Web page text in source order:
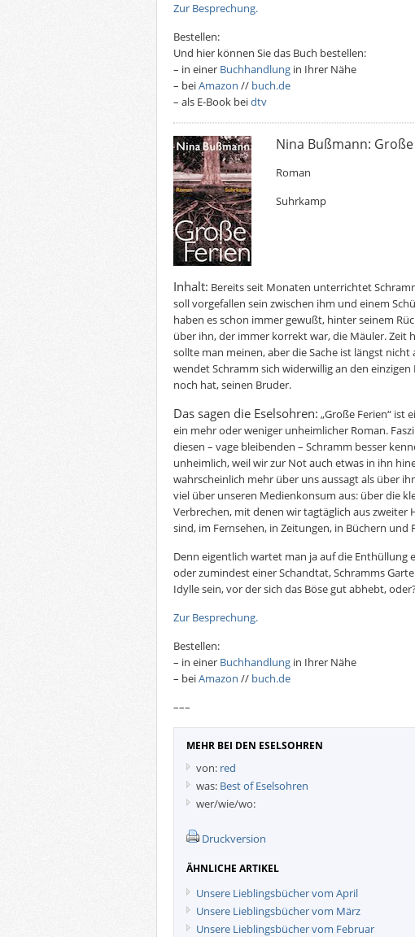
Zur Besprechung.
Bestellen:
Und hier können Sie das Buch bestellen:
– in einer Buchhandlung in Ihrer Nähe
– beiAmazon // buch.de
– als E-Book beidtv
Nina Bußmann:
Roman
Suhrkamp
Inhalt: Bereits seit Monaten unterrichtet
soll vorgefallen sein zwischen ihm und einem
haben es schon immer gewußt, hinter seinem
über ihn, der immer korrekt war, die Mäuler. Zeit
sollte man meinen, aber die Sache ist längst nicht
wendet Schramm sich widerwillig an den einzigen
noch hat, seinen Bruder.
Das sagen die Eselsohren: „Große Ferien“ ist
ein mehr oder weniger unheimlicher Roman.
diesen – vage bleibenden – Schramm besser
unheimlich, weil wir zur Not auch etwas in ihn
wahrscheinlich mehr über uns aussagt als über
viel über unseren Medienkonsum aus: über die
Verbrechen, mit denen wir tagtäglich aus
sind, im Fernsehen, in Zeitungen, in Büchern und
Denn eigentlich wartet man ja auf die Enthüllung
oder zumindest einer Schandtat, Schramms
Idylle sein, vor der sich das Böse gut abhebt,
Zur Besprechung.
Bestellen:
– in einer Buchhandlung in Ihrer Nähe
– beiAmazon // buch.de
–––
MEHR BEI DEN ESELSOHREN
von: red
was: Best of Eselsohren
wer/wie/wo:
Druckversion
ÄHNLICHE ARTIKEL
Unsere Lieblingsbücher vom April
Unsere Lieblingsbücher vom März
Unsere Lieblingsbücher vom Februar